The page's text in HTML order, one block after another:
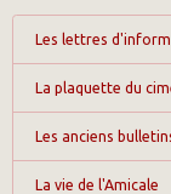
Les lettres
La plaquette du
Les anciens
La vie de l'Amicale